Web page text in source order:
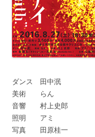
ダンス 田中泯
美術 らん
音響 村上史郎
照明 アミ
写真 田原桂一